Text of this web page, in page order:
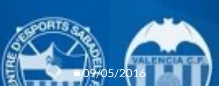
09/05/2016